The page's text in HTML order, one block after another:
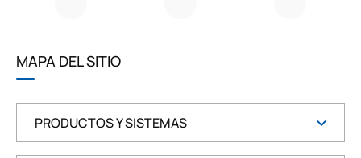
N
MAPA DEL SITIO
PRODUCTOS Y SISTEMAS